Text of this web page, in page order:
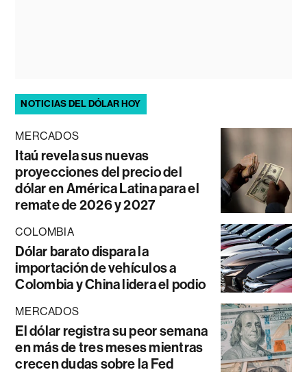
NOTICIAS DEL DÓLAR HOY
MERCADOS
Itaú revela sus nuevas
proyecciones del precio del
dólar en América Latina para el
remate de 2026 y 2027
COLOMBIA
Dólar barato dispara la
importación de vehículos a
Colombia y China lidera el podio
MERCADOS
El dólar registra su peor semana
en más de tres meses mientras
crecen dudas sobre la Fed